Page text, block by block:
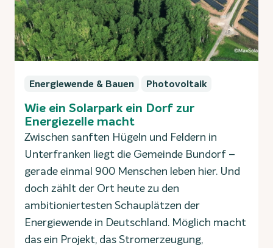
Energiewende & Bauen Photovoltaik
Wie ein Solarpark ein Dorf zur
Energiezelle macht
Zwischen sanften Hügeln und Feldern in
Unterfranken liegt die Gemeinde Bundorf –
gerade einmal 900 Menschen leben hier. Und
doch zählt der Ort heute zu den
ambitioniertesten Schauplätzen der
Energiewende in Deutschland. Möglich macht
das ein Projekt, das Stromerzeugung,